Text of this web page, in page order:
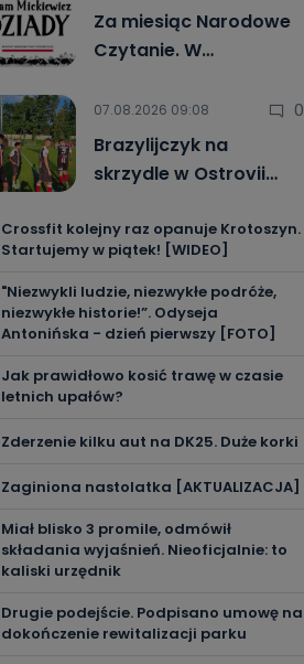
Za miesiąc Narodowe
Czytanie. W…
07.08.2026 09:08 0
Brazylijczyk na
skrzydle w Ostrovii…
Crossfit kolejny raz opanuje Krotoszyn.
Startujemy w piątek! [WIDEO]
"Niezwykli ludzie, niezwykłe podróże,
niezwykłe historie!”. Odyseja
Antonińska - dzień pierwszy [FOTO]
Jak prawidłowo kosić trawę w czasie
letnich upałów?
Zderzenie kilku aut na DK25. Duże korki
Zaginiona nastolatka [AKTUALIZACJA]
Miał blisko 3 promile, odmówił
składania wyjaśnień. Nieoficjalnie: to
kaliski urzędnik
Drugie podejście. Podpisano umowę na
dokończenie rewitalizacji parku